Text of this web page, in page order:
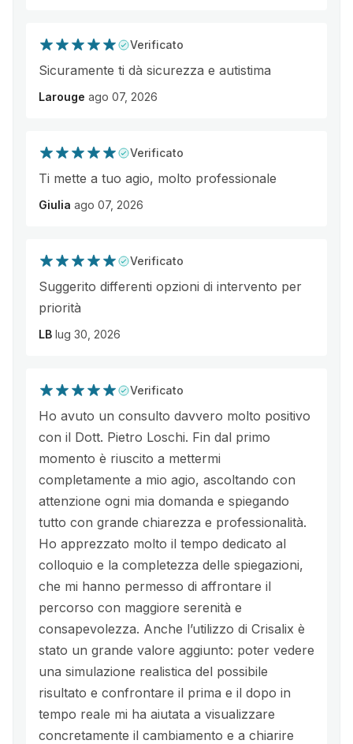
Verificato
Sicuramente ti dà sicurezza e autistima
Larouge ago 07, 2026
Verificato
Ti mette a tuo agio, molto professionale
Giulia ago 07, 2026
Verificato
Suggerito differenti opzioni di intervento per
priorità
LB lug 30, 2026
Verificato
Ho avuto un consulto davvero molto positivo
con il Dott. Pietro Loschi. Fin dal primo
momento è riuscito a mettermi
completamente a mio agio, ascoltando con
attenzione ogni mia domanda e spiegando
tutto con grande chiarezza e professionalità.
Ho apprezzato molto il tempo dedicato al
colloquio e la completezza delle spiegazioni,
che mi hanno permesso di affrontare il
percorso con maggiore serenità e
consapevolezza. Anche l’utilizzo di Crisalix è
stato un grande valore aggiunto: poter vedere
una simulazione realistica del possibile
risultato e confrontare il prima e il dopo in
tempo reale mi ha aiutata a visualizzare
concretamente il cambiamento e a chiarire